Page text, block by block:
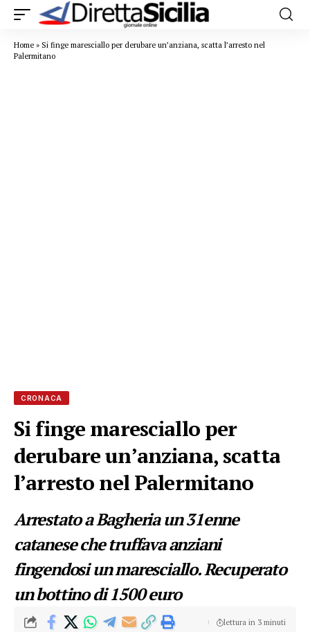
Home » Si finge maresciallo per derubare un’anziana, scatta l’arresto nel
Palermitano
CRONACA
Si finge maresciallo per
derubare un’anziana, scatta
l’arresto nel Palermitano
Arrestato a Bagheria un 31enne
catanese che truffava anziani
fingendosi un maresciallo. Recuperato
un bottino di 1500 euro
lettura in 3 minuti